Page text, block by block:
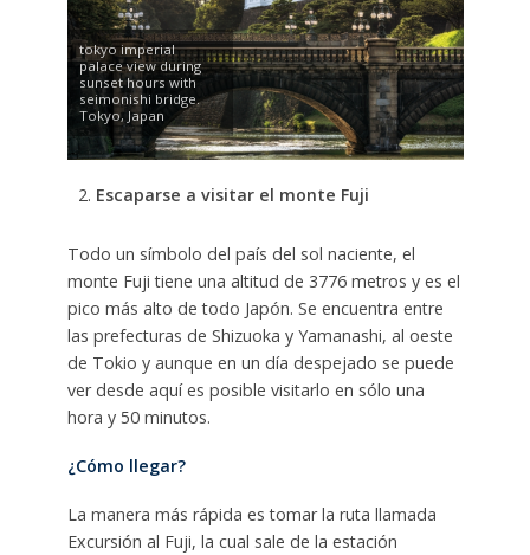
tokyo imperial
palace view during
sunset hours with
seimonishi bridge.
Tokyo, Japan
Escaparse a visitar el monte Fuji
Todo un símbolo del país del sol naciente, el
monte Fuji tiene una altitud de 3776 metros y es el
pico más alto de todo Japón. Se encuentra entre
las prefecturas de Shizuoka y Yamanashi, al oeste
de Tokio y aunque en un día despejado se puede
ver desde aquí es posible visitarlo en sólo una
hora y 50 minutos.
¿Cómo llegar?
La manera más rápida es tomar la ruta llamada
Excursión al Fuji, la cual sale de la estación